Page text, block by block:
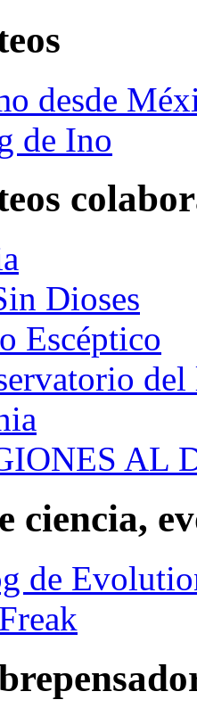
desde
de Ino
Dioses
Escéptico
AL
ciencia,
de